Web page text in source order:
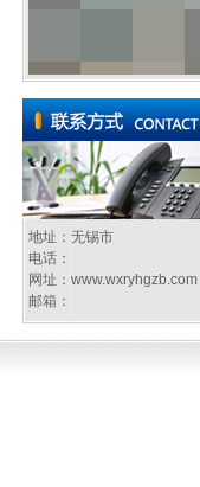
地址：无锡市
电话：
网址： www.wxryhgzb.com
邮箱：